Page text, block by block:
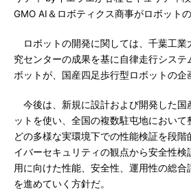
GMO AI＆ロボティクス商事がロボット
ロボットの開発に関しては、千葉工業
究センターの成果を基に自律走行システ
ボットが、国産四足歩行型ロボットの企
今後は、新規に設計および開発した国
ットを使い、全国の複数駐屯地におい
どの多様な実環境下での性能検証を段
イバーセキュリティの観点から安全性検
用に向けた性能、安全性、運用性の総
を進めていく方針だ。